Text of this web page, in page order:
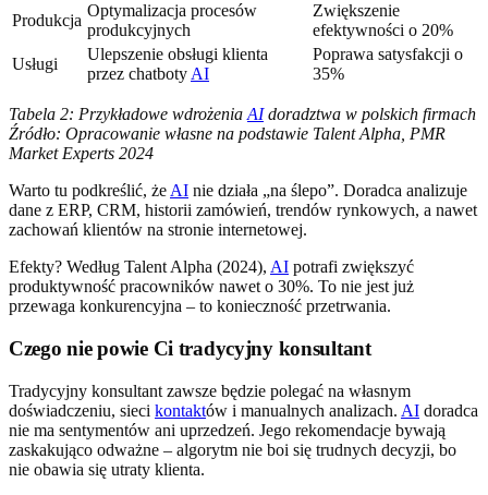
Produkcja
Optymalizacja procesów
produkcyjnych
Zwiększenie
efektywności o 20%
Usługi
Ulepszenie obsługi klienta
przez chatboty AI
Poprawa satysfakcji o
35%
Tabela 2: Przykładowe wdrożenia AIdoradztwa w polskich firmach
Źródło: Opracowanie własne na podstawie Talent Alpha, PMR
Market Experts 2024
Warto tu podkreślić, że AI nie działa „na ślepo”. Doradca analizuje
dane z ERP, CRM, historii zamówień, trendów rynkowych, a nawet
zachowań klientów na stronie internetowej.
Efekty? Według Talent Alpha (2024), AI potrafi zwiększyć
produktywność pracowników nawet o 30%. To nie jest już
przewaga konkurencyjna – to konieczność przetrwania.
Czego nie powie Ci tradycyjny konsultant
Tradycyjny konsultant zawsze będzie polegać na własnym
doświadczeniu, sieci kontaktów i manualnych analizach. AI doradca
nie ma sentymentów ani uprzedzeń. Jego rekomendacje bywają
zaskakująco odważne – algorytm nie boi się trudnych decyzji, bo
nie obawia się utraty klienta.